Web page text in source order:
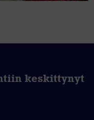
keskittynyt